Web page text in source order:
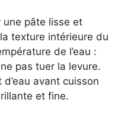
une pâte lisse et
texture intérieure du
de l’eau :
pas tuer la levure.
avant cuisson
et fine.